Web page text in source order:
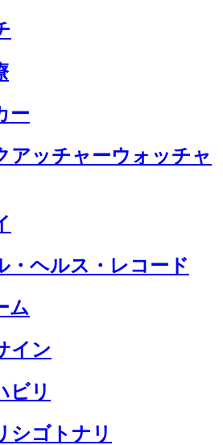
ー
アッチャーウォッチャ
・ヘルス・レコード
ム
イン
ビリ
シゴトナリ